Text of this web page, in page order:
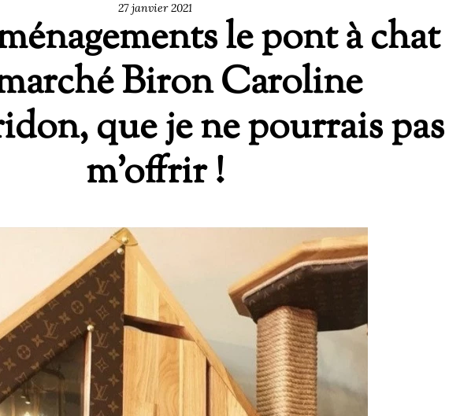
27 janvier 2021
le pont à chat
Biron Caroline
que je ne pourrais pas
m'offrir !